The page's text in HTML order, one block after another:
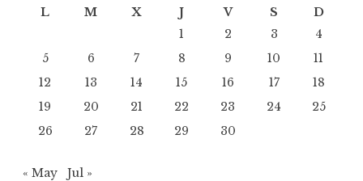
L
M X J V S
D
1
2 3
4
5
6 7 8 9 10
11
12
13 14 15 16 17
18
19
20 21 22 23 24
25
26
27 28 29 30
« May Jul »